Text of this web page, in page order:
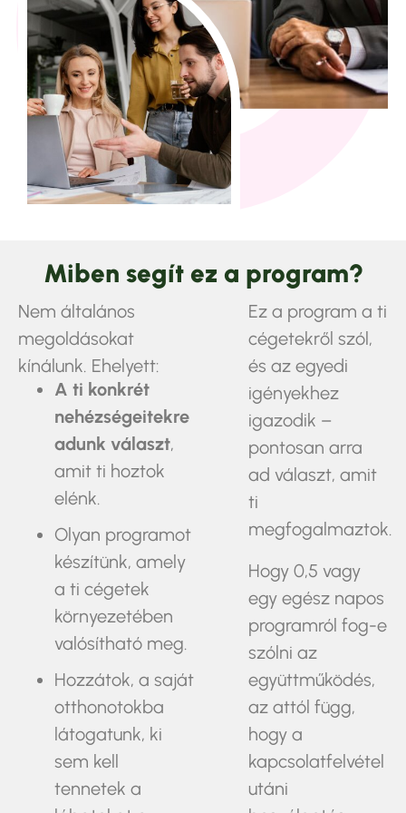
Miben segít ez a program?
Nem általános
megoldásokat
kínálunk. Ehelyett:
A ti konkrét
nehézségeitekre
adunk választ,
amit ti hoztok
elénk.
Olyan programot
készítünk, amely
a ti cégetek
környezetében
valósítható meg.
Hozzátok, a saját
otthonotokba
látogatunk, ki
sem kell
tennetek a
Ez a program a ti
cégetekről szól,
és az egyedi
igényekhez
igazodik –
pontosan arra
ad választ, amit
ti
megfogalmaztok.
Hogy 0,5 vagy
egy egész napos
programról fog-e
szólni az
együttműködés,
az attól függ,
hogy a
kapcsolatfelvétel
utáni